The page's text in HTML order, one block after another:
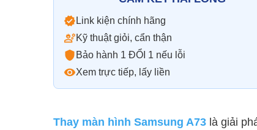
Link kiện chính hãng
Kỹ thuật giỏi, cẩn thận
Bảo hành 1 ĐỔI 1 nếu lỗi
Xem trực tiếp, lấy liền
Thay màn hình Samsung A73 là giải